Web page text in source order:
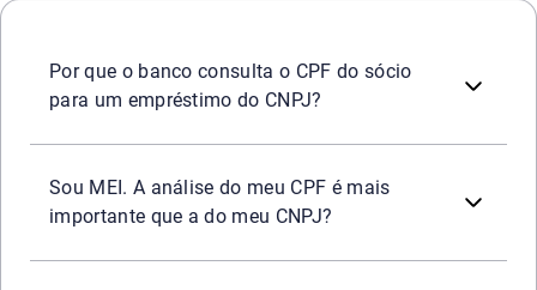
Por que o banco consulta o CPF do sócio
para um empréstimo do CNPJ?
Sou MEI. A análise do meu CPF é mais
importante que a do meu CNPJ?